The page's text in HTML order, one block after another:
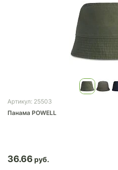
Артикул: 25503
Панама POWELL
36.66